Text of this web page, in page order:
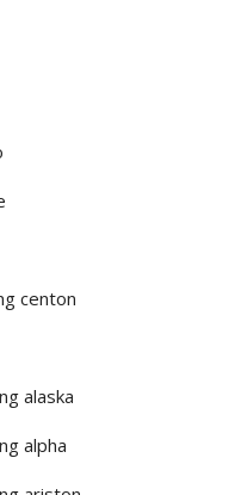
centon
alaska
alpha